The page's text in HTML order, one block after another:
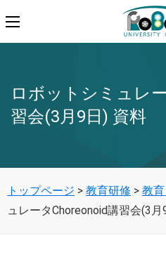
ロボットシミュレ
習会(3月9日) 資料
トップページ > 教育研修 > 教
ュレータChoreonoid講習会(3